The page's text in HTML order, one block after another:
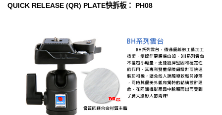
QUICK RELEASE (QR) PLATE快拆板： PH08